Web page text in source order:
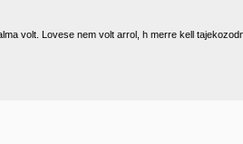
volt. Lovese nem volt arrol, h merre kell